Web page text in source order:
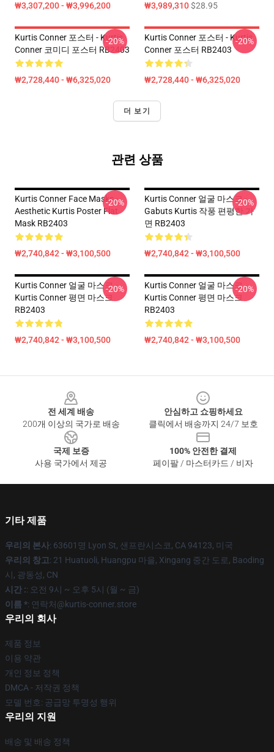
₩3,307,200 - ₩3,996,200 ₩3,989,310$28.95
Kurtis Conner 포스터 - Kurtis
Conner 코미디 포스터 RB2403
₩2,728,440 - ₩6,325,020
-20%
Kurtis Conner 포스터 - Kurtis
Conner 포스터 RB2403
₩2,728,440 - ₩6,325,020
-20%
더 보기
관련 상품
Kurtis Conner Face Masks -
Aesthetic Kurtis Poster Flat
Mask RB2403
₩2,740,842 - ₩3,100,500
-20%
Kurtis Conner 얼굴 마스크 -
Gabuts Kurtis 작풍 편평한 가
면 RB2403
₩2,740,842 - ₩3,100,500
-20%
Kurtis Conner 얼굴 마스크 -
Kurtis Conner 평면 마스크
RB2403
₩2,740,842 - ₩3,100,500
-20%
Kurtis Conner 얼굴 마스크 -
Kurtis Conner 평면 마스크
RB2403
₩2,740,842 - ₩3,100,500
-20%
전 세계 배송
200개 이상의 국가로 배송
안심하고 쇼핑하세요
클릭에서 배송까지 24/7 보호
국제 보증
사용 국가에서 제공
100% 안전한 결제
페이팔 / 마스터카드 / 비자
기타 제품
우리의 본사: 63601명 Lyon St, 샌프란시스코, CA 94123, 미국
우리의 창고: 21 Huatuoli, Huangpu 마을, Xingang 중간 도로, Baoding
시, 광동성, CN
시간 :: 오전 9시 ~ 오후 5시 (월 ~ 금)
이름 *: 연락처@kurtis-conner.store
우리의 회사
제품 정보
이용 약관
개인 정보 정책
DMCA - 저작권 정책
모델 번호: 공급망 투명성 행위
우리의 지원
배송 및 배송 정책